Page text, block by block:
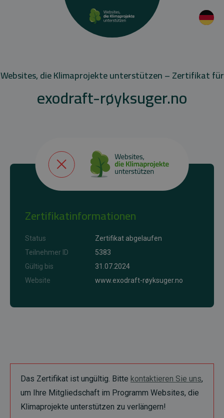
Websites, die Klimaprojekte unterstützen – Zertifikat für
exodraft-røyksuger.no
Zertifikatinformationen
Status
Zertifikat abgelaufen
Teilnehmer ID
5383
Gültig bis
31.07.2024
Website
www.exodraft-røyksuger.no
Das Zertifikat ist ungültig. Bitte kontaktieren Sie uns,
um Ihre Mitgliedschaft im Programm Websites, die
Klimaprojekte unterstützen zu verlängern!